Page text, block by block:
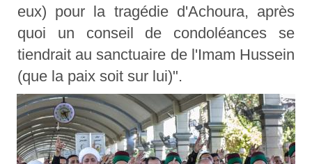
eux) pour la tragédie d'Achoura, après
quoi un conseil de condoléances se
tiendrait au sanctuaire de l'Imam Hussein
(que la paix soit sur lui)".